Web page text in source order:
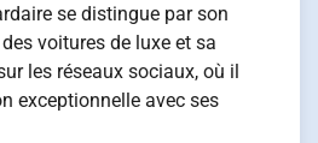
se distingue par son
voitures de luxe et sa
les réseaux sociaux, où il
exceptionnelle avec ses